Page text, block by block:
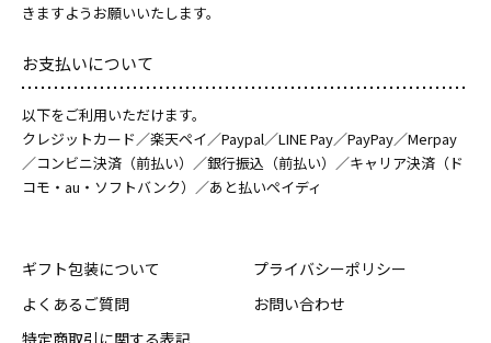
きますようお願いいたします。
お支払いについて
以下をご利用いただけます。
クレジットカード／楽天ペイ／Paypal／LINE Pay／PayPay／Merpay
／コンビニ決済（前払い）／銀行振込（前払い）／キャリア決済（ド
コモ・au・ソフトバンク）／あと払いペイディ
ギフト包装について
よくあるご質問
特定商取引に関する表記
プライバシーポリシー
お問い合わせ